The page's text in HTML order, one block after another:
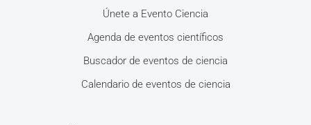
Únete a Evento Ciencia
Agenda de eventos científicos
Buscador de eventos de ciencia
Calendario de eventos de ciencia